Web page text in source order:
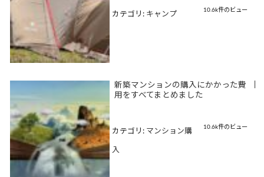
10.6k件のビュー
カテゴリ: キャンプ
新築マンションの購入にかかった費
用をすべてまとめました
10.6k件のビュー
カテゴリ: マンション購
入